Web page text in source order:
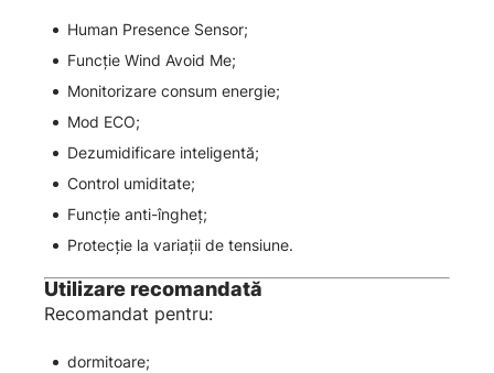
Human Presence Sensor;
Funcție Wind Avoid Me;
Monitorizare consum energie;
Mod ECO;
Dezumidificare inteligentă;
Control umiditate;
Funcție anti-îngheț;
Protecție la variații de tensiune.
Utilizare recomandată
Recomandat pentru:
dormitoare;